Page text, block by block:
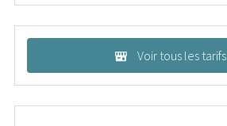
Voir tous les tarifs